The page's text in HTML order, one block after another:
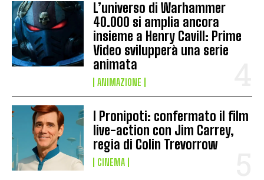
L’universo di Warhammer
40.000 si amplia ancora
insieme a Henry Cavill: Prime
Video svilupperà una serie
animata
ANIMAZIONE
I Pronipoti: confermato il film
live-action con Jim Carrey,
regia di Colin Trevorrow
CINEMA